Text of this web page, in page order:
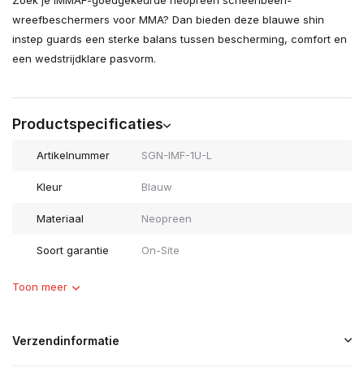
wreefbeschermers voor MMA? Dan bieden deze blauwe shin
instep guards een sterke balans tussen bescherming, comfort en
een wedstrijdklare pasvorm.
Productspecificaties
Artikelnummer SGN-IMF-1U-L
Kleur Blauw
Materiaal Neopreen
Soort garantie On-Site
Toon meer
Verzendinformatie